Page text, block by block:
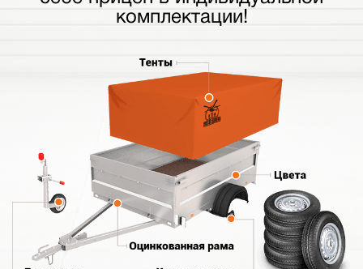
комплектации!